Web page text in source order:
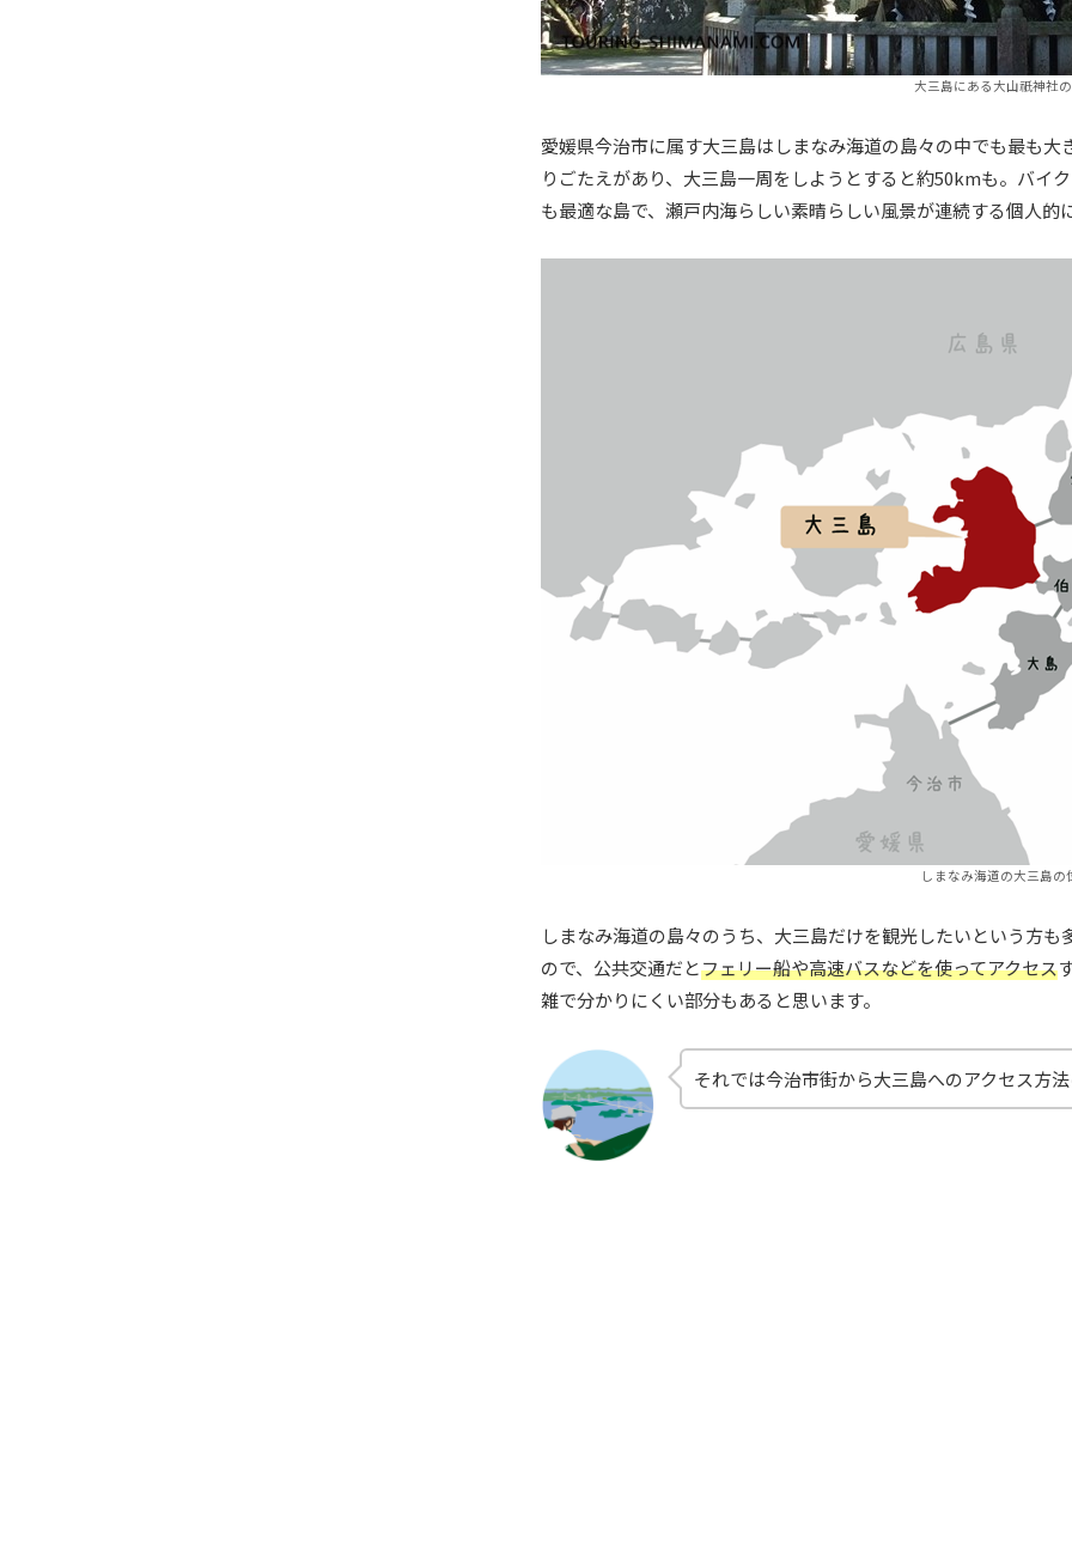
大三島にある大山祇神社
愛媛県今治市に属す大三島はしまなみ海道の島々の中でも最も
りごたえがあり、大三島一周をしようとすると約50kmも。バイ
も最適な島で、瀬戸内海らしい素晴らしい風景が連続する個人的
しまなみ海道の大三島の
しまなみ海道の島々のうち、大三島だけを観光したいという方
ので、公共交通だとフェリー船や高速バスなどを使ってアクセス
雑で分かりにくい部分もあると思います。
それでは今治市街から大三島へのアクセス方